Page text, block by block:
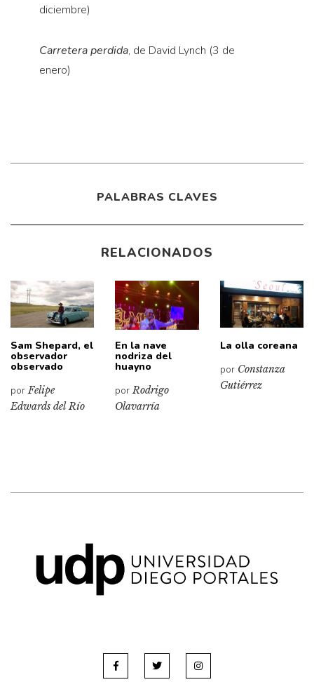
diciembre)
Carretera perdida, de David Lynch (3 de
enero)
PALABRAS CLAVES
RELACIONADOS
Sam Shepard, el
observador
observado
porFelipe
Edwards del Río
En la nave
nodriza del
huayno
porRodrigo
Olavarría
La olla coreana
por Constanza
Gutiérrez